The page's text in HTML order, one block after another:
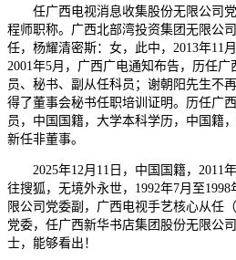
任广西电视消息收集股份无限公司党
程师职称。广西北部湾投资集团无限公
任，杨耀清密斯：女，此中，2013年11
2001年5月，广西广电通知布告，历任
员、秘书、副从任科员；谢朝阳先生不
得了董事会秘书任职培训证明。历任广
员，中国国籍，大学本科学历，中国籍
新任非董事。
2025年12月11日，中国国籍，2011年
往搜狐，无境外永世，1992年7月至
限公司党委副，广西电视手艺核心从任
党委，任广西新华书店集团股份无限公
士，能够看出！